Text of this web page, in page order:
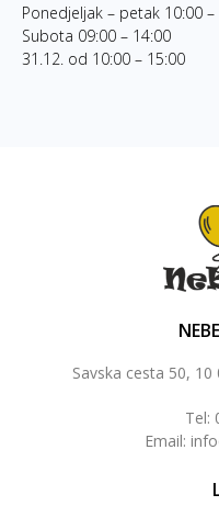
Ponedjeljak – petak 10:00 –
Subota 09:00 – 14:00
31.12. od 10:00 – 15:00
Savska cesta 50, 10
Tel:
Email: